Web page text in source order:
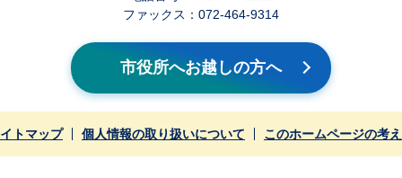
ファックス：072-464-9314
市役所へお越しの方へ
トマップ 個人情報の取り扱いについて このホームページの考